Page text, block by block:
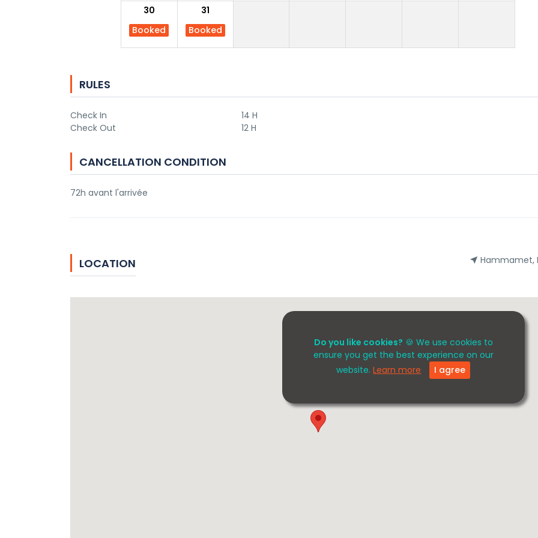
Do you like cookies? 🍪 We use cookies to
ensure you get the best experience on our
website.Learn more I agree
30
31
Booked
Booked
RULES
Check In
14 H
Check Out
12 H
CANCELLATION CONDITION
72h avant l'arrivée
LOCATION Hammamet,